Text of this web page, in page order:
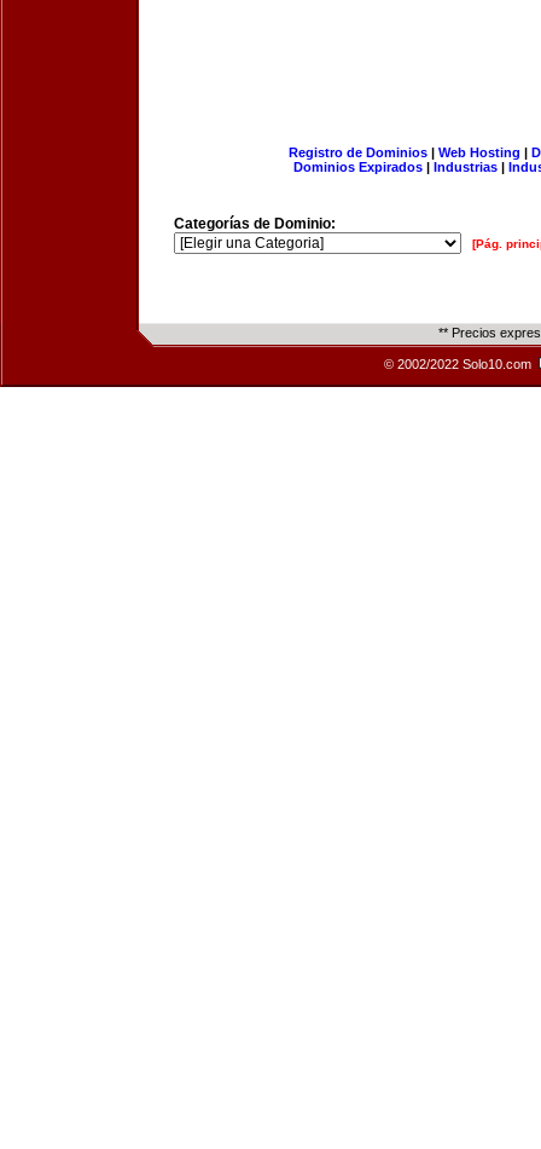
Registro de Dominios| Web Hosting |
Dominios Expirados | Industrias |
Categorías de Dominio:
[Pág.
** Precios
© 2002/2022 Solo10.com